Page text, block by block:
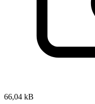
66,04 kB